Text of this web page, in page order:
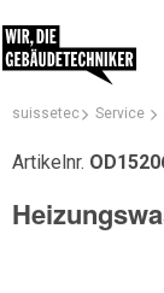
suissetec Service
Artikelnr.